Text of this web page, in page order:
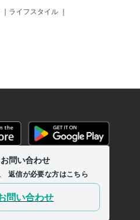
｜ ライフスタイル ｜